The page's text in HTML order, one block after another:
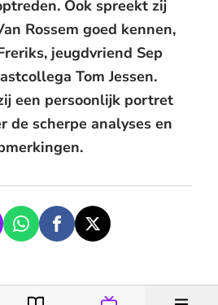
Ook spreekt zij
Rossem goed kennen,
jeugdvriend Sep
Tom Jessen.
een persoonlijk portret
de scherpe analyses en